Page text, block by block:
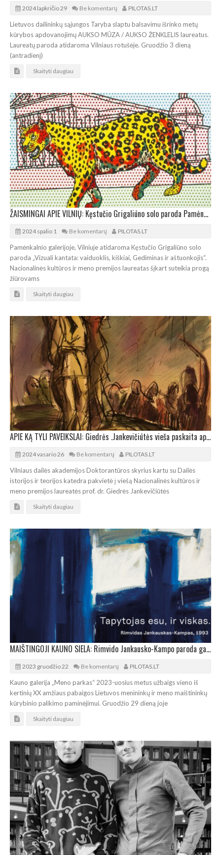
2024 lapkričio 29 Be komentarų PILOTAS.LT
Lietuvos dailininkų sąjungos Taryba slaptu balsavimu išrinko metų
kūrybos apdovanojimų AUKSO MŪZA / AUKSO ŽENKLELIS laureatus.
Laureatų paroda atidaroma Vilniaus rotušėje. Gruodžio 3 dieną
(antradienį)
Skaityti daugiau
ŽAISMINGAI APIE VILNIŲ: Kęstučio Grigaliūno solo paroda Pamėnkalnio galerijoje
2024 spalio 1 Be komentarų PILOTAS.LT
Pamėnkalnio galerijoje, Vilniuje atidaroma Kęstučio Grigaliūno solo
paroda „Vizuali kantata: vaiduoklis, kiškiai, Gediminas ir aštuonkojis“.
Nacionalinės kultūros ir meno premijos laureatas šįkart suteikia progą
žiūrovams
Skaityti daugiau
APIE KĄ TYLI PAVEIKSLAI: Giedrės .Jankevičiūtės vieša paskaita apie karo meto Lietuvos dailę
2024 vasario 26 Be komentarų PILOTAS.LT
Vilniaus dailės akademijos Doktorantūros skyrius kartu su Dailės
istorijos ir teorijos katedra pakvietė į viešą Nacionalinės kultūros ir
meno premijos laureatės prof. dr. Giedrės Jankevičiūtės
Skaityti daugiau
MAIŠTINGOJI KAUNO SIELA: Rimvido Jankausko-Kampo paroda galerijoje „Meno parkas“
2023 gruodžio 22 Be komentarų PILOTAS.LT
Kauno galerija „Meno parkas“ 2023-uosius metus užbaigs vieno iš
kertinių XX amžiaus pabaigos Lietuvos menininkų ir meno maištininkų
kūrybinio palikimo paminėjimui. Gruodžio 29 dieną joje
Skaityti daugiau